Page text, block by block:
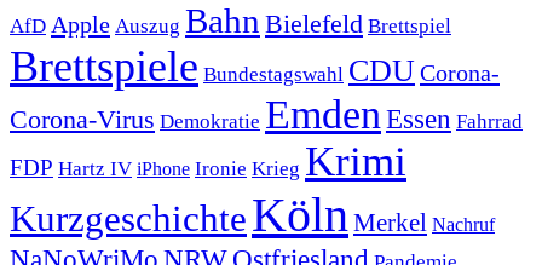
AfD Apple Auszug Bahn Bielefeld Brettspiel
Brettspiele Bundestagswahl CDUCorona-
Corona-Virus Demokratie Emden Essen Fahrrad
FDP Hartz IV iPhone Ironie Krieg Krimi
KurzgeschichteKölnMerkel Nachruf